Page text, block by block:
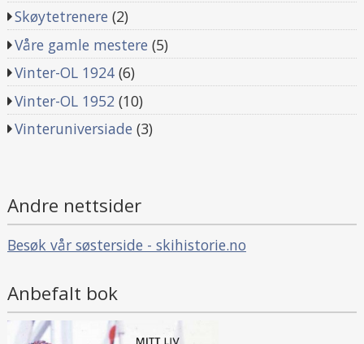
Skøytetrenere (2)
Våre gamle mestere (5)
Vinter-OL 1924 (6)
Vinter-OL 1952 (10)
Vinteruniversiade (3)
Andre nettsider
Besøk vår søsterside - skihistorie.no
Anbefalt bok